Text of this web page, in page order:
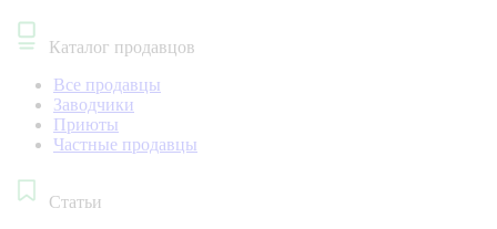
Каталог продавцов
Все продавцы
Заводчики
Приюты
Частные продавцы
Статьи